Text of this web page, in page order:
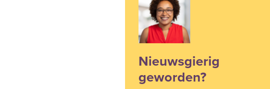
Nieuwsgierig
geworden?